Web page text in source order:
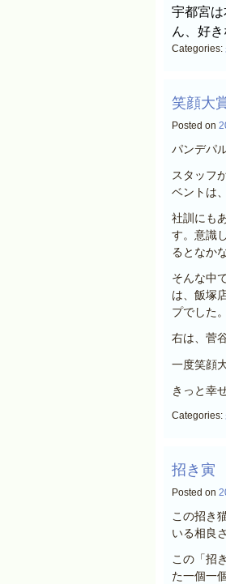
宇都宮
ん、好
Categories:
笑顔大
Posted on
パンデパ
スタッフ
ベントは
社訓にも
す。意識
るとなか
そんな中
は、飯塚
プでした
右は、菅
一度笑顔
きっと幸
Categories:
招き寅
Posted on
この招き
いる相良
この「招
た一個一